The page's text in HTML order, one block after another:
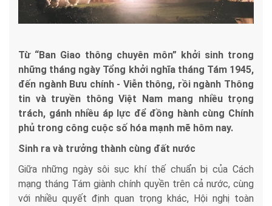
Từ “Ban Giao thông chuyên môn” khởi sinh trong
những tháng ngày Tổng khởi nghĩa tháng Tám 1945,
đến ngành Bưu chính - Viễn thông, rồi ngành Thông
tin và truyền thông Việt Nam mang nhiều trọng
trách, gánh nhiều áp lực để đồng hành cùng Chính
phủ trong công cuộc số hóa mạnh mẽ hôm nay.
Sinh ra và trưởng thành cùng đất nước
Giữa những ngày sôi sục khí thế chuẩn bị của Cách
mạng tháng Tám giành chính quyền trên cả nước, cùng
với nhiều quyết định quan trọng khác, Hội nghị toàn